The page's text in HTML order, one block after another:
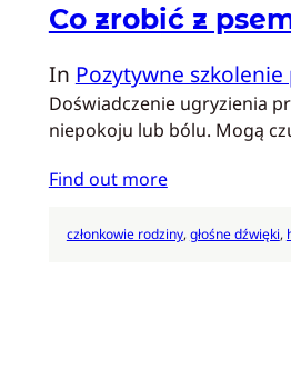
Co zrobić z
In Pozytywne szkolenie
Doświadczenie ugryzienia
niepokoju lub bólu. Mogą
Find out more
członkowie rodziny, głośne dźwięki,